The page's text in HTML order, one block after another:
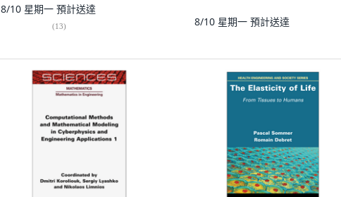
8/10 星期一 預計送達
(13) 8/10 星期一 預計送達